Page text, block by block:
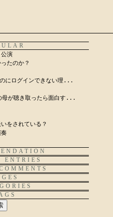
演
たのか？
にログインできない理...
母が聴き取ったら面白す...
をされている？
ENTRIES